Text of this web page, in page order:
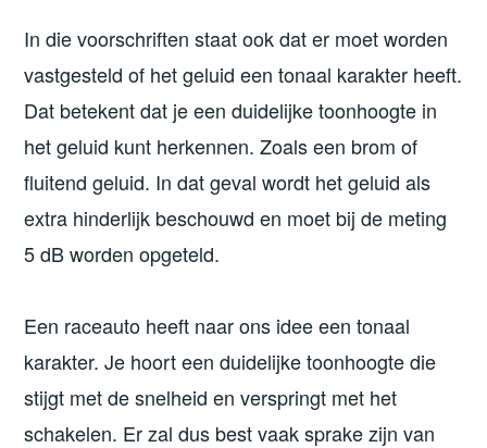
In die voorschriften staat ook dat er moet worden
vastgesteld of het geluid een tonaal karakter heeft.
Dat betekent dat je een duidelijke toonhoogte in
het geluid kunt herkennen. Zoals een brom of
fluitend geluid. In dat geval wordt het geluid als
extra hinderlijk beschouwd en moet bij de meting
5 dB worden opgeteld.
Een raceauto heeft naar ons idee een tonaal
karakter. Je hoort een duidelijke toonhoogte die
stijgt met de snelheid en verspringt met het
schakelen. Er zal dus best vaak sprake zijn van